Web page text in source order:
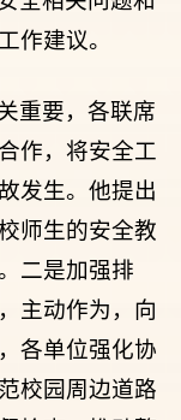
作建议。
重要，各联席
作，将安全工
发生。他提出
师生的安全教
二是加强排
主动作为，向
各单位强化协
校园周边道路